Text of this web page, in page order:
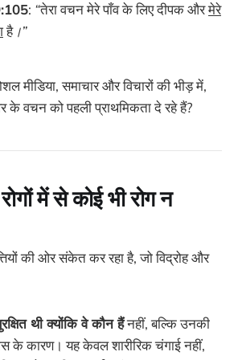
: “तेरा वचन मेरे पाँव के लिए दीपक औरमेरे
है।”
मीडिया, समाचार और विचारों की भीड़ में,
के वचन को पहली प्राथमिकता दे रहे हैं?
में से कोई भी रोग न
की ओर संकेत कर रहा है, जो विद्रोह और
थी क्योंकि वे कौन हैंनहीं, बल्कि उनकी
के कारण। यह केवल शारीरिक चंगाई नहीं,